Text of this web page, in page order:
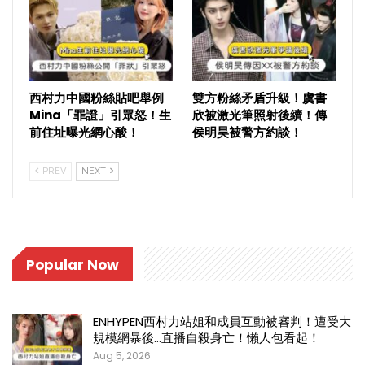
西村力中國粉絲貼吧舉例
Mina「罪證」引眾怒！生
前住址曝光網心酸！
雙方粉絲矛盾升級！虞書
欣被激光筆照射後續！傳
侯明昊被警方約談！
PREV NEXT
Popular Now
ENHYPEN西村力站姐和成員互動被審判！遭受大
規模網暴後…直播自殺身亡！懶人包看起！
Aug 5, 2026